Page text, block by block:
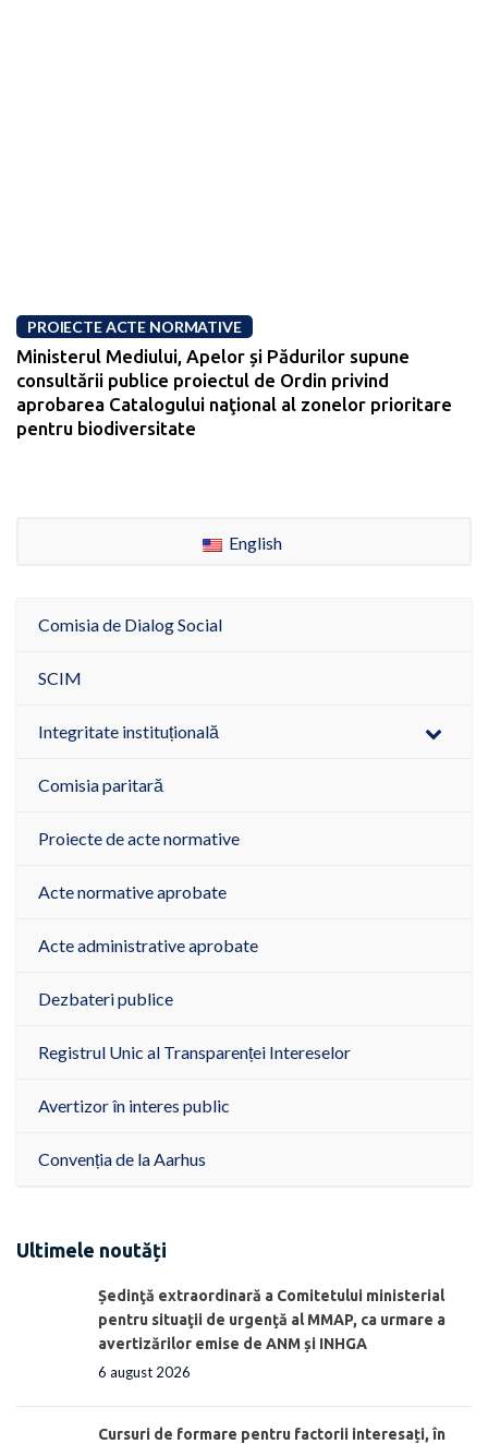
PROIECTE ACTE NORMATIVE
Ministerul Mediului, Apelor și Pădurilor supune
consultării publice proiectul de Ordin privind
aprobarea Catalogului naţional al zonelor prioritare
pentru biodiversitate
English
Comisia de Dialog Social
SCIM
Integritate instituțională
Comisia paritară
Proiecte de acte normative
Acte normative aprobate
Acte administrative aprobate
Dezbateri publice
Registrul Unic al Transparenței Intereselor
Avertizor în interes public
Convenția de la Aarhus
Ultimele noutăți
Ședinţă extraordinară a Comitetului ministerial
pentru situaţii de urgenţă al MMAP, ca urmare a
avertizărilor emise de ANM și INHGA
6 august 2026
Cursuri de formare pentru factorii interesați, în